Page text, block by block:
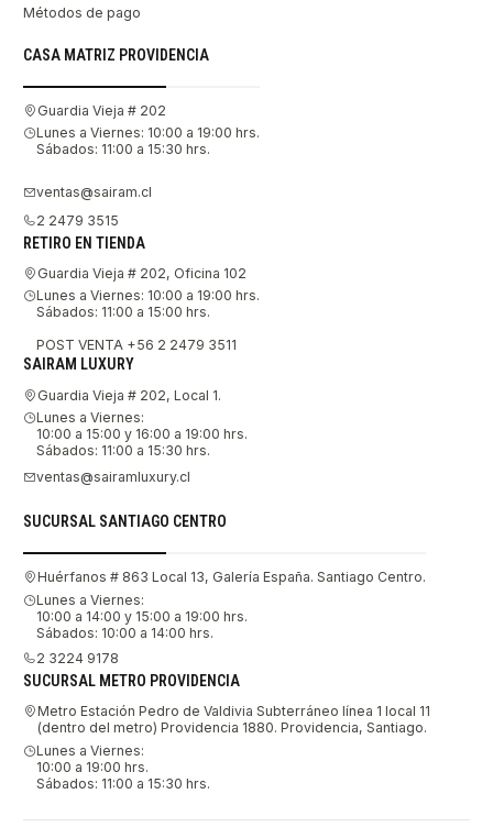
Métodos de pago
CASA MATRIZ PROVIDENCIA
Guardia Vieja # 202
Lunes a Viernes: 10:00 a 19:00 hrs.
Sábados: 11:00 a 15:30 hrs.
ventas@sairam.cl
2 2479 3515
RETIRO EN TIENDA
Guardia Vieja # 202, Oficina 102
Lunes a Viernes: 10:00 a 19:00 hrs.
Sábados: 11:00 a 15:00 hrs.
POST VENTA +56 2 2479 3511
SAIRAM LUXURY
Guardia Vieja # 202, Local 1.
Lunes a Viernes:
10:00 a 15:00 y 16:00 a 19:00 hrs.
Sábados: 11:00 a 15:30 hrs.
ventas@sairamluxury.cl
SUCURSAL SANTIAGO CENTRO
Huérfanos # 863 Local 13, Galería España. Santiago Centro.
Lunes a Viernes:
10:00 a 14:00 y 15:00 a 19:00 hrs.
Sábados: 10:00 a 14:00 hrs.
2 3224 9178
SUCURSAL METRO PROVIDENCIA
Metro Estación Pedro de Valdivia Subterráneo línea 1 local 11
(dentro del metro) Providencia 1880. Providencia, Santiago.
Lunes a Viernes:
10:00 a 19:00 hrs.
Sábados: 11:00 a 15:30 hrs.